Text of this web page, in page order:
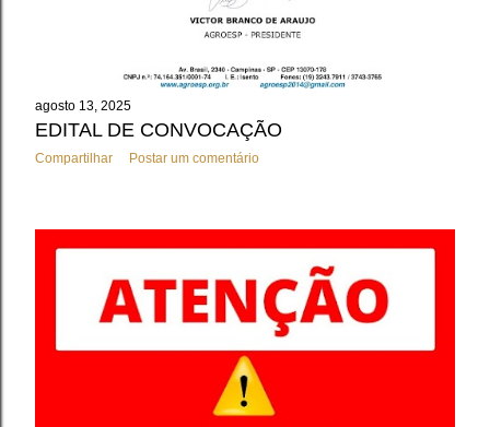
agosto 13, 2025
EDITAL DE CONVOCAÇÃO
Compartilhar Postar um comentário